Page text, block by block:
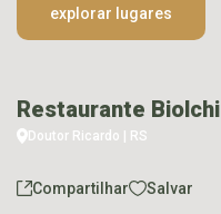
explorar lugares
Restaurante Biolchi
Doutor Ricardo | RS
Compartilhar Salvar